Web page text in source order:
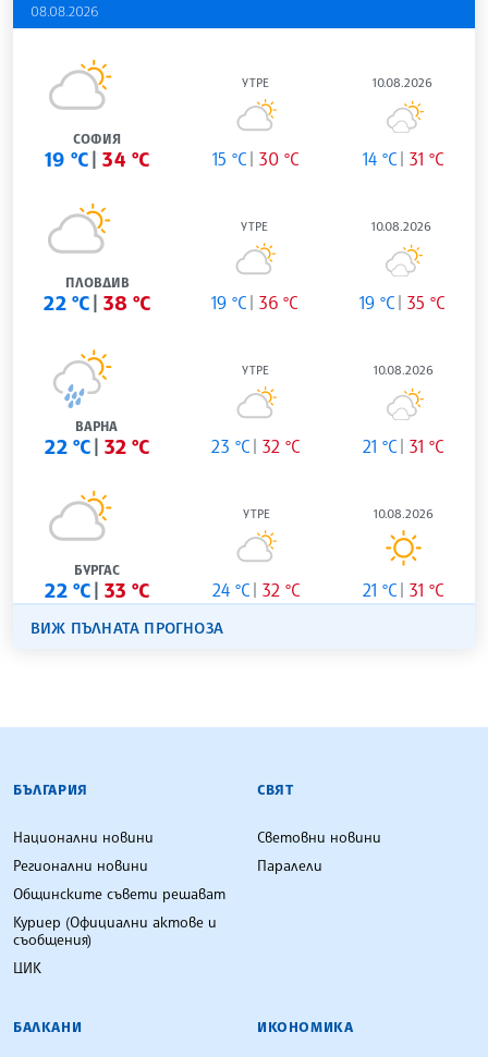
08.08.2026
СОФИЯ
19 °C 34 °C
УТРЕ
15 °C 30 °C
10.08.2026
14 °C 31 °C
ПЛОВДИВ
22 °C 38 °C
УТРЕ
19 °C 36 °C
10.08.2026
19 °C 35 °C
ВАРНА
22 °C 32 °C
УТРЕ
23 °C 32 °C
10.08.2026
21 °C 31 °C
БУРГАС
22 °C 33 °C
УТРЕ
24 °C 32 °C
10.08.2026
21 °C 31 °C
ВИЖ ПЪЛНАТА ПРОГНОЗА
БЪЛГАРСКА ТЕЛЕГРАФНА АГЕНЦИЯ
БЪЛГАРИЯ
Национални новини
Регионални новини
Общинските съвети решават
Куриер (Официални актове и
съобщения)
ЦИК
СВЯТ
Световни новини
Паралели
БАЛКАНИ ИКОНОМИКА